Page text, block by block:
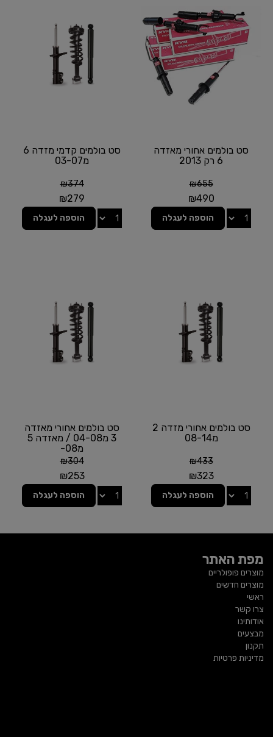
סט בולמים אחורי מאזדה
6 רק 2013
₪655
₪490
הוספה לעגלה
סט בולמים קדמי מזדה 6
מ03-07
₪374
₪279
הוספה לעגלה
סט בולמים אחורי מזדה 2
מ08-14
₪433
₪323
הוספה לעגלה
סט בולמים אחורי מאזדה
3 מ04-08 / מאזדה 5
מ08-
₪304
₪253
הוספה לעגלה
מפת האתר
מוצרים פופולריים
מוצרים חדשים
ראשי
צרו קשר
אודותינו
מבצעים
תקנון
מדיניות פרטיות